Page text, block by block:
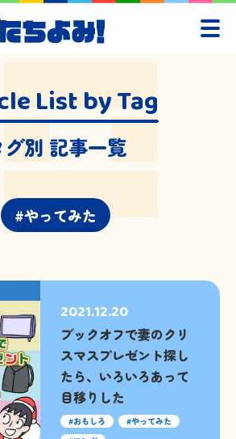
List by Tag
グ別 記事一覧
やってみた
2021.12.20
ブックオフで妻のクリ
スマスプレゼント探し
たら、いろいろあって
目移りした
おもしろ
やってみた